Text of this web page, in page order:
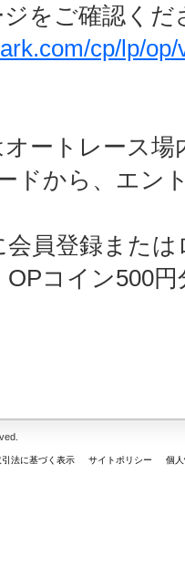
をご確認くだ
cp/lp/
トレース場
ドから、エン
登録または
コイン500
法に基づく表示 サイトポリシー 個